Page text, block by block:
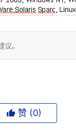
。
赞 (0)